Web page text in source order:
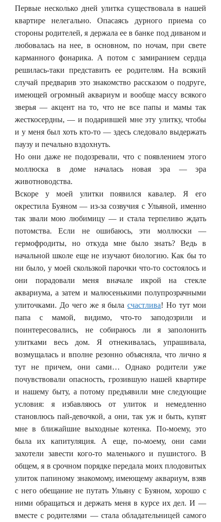
Первые несколько дней улитка существовала в нашей
квартире нелегально. Опасаясь дурного приема со
стороны родителей, я держала ее в банке под диваном и
любовалась на нее, в основном, по ночам, при свете
карманного фонарика. А потом с замиранием сердца
решилась-таки представить ее родителям. На всякий
случай предварив это знакомство рассказом о подруге,
имеющей огромный аквариум и вообще массу всякого
зверья — акцент на то, что не все папы и мамы так
жесткосердны, — и подарившей мне эту улитку, чтобы
и у меня был хоть кто-то — здесь следовало выдержать
паузу и печально вздохнуть.
Но они даже не подозревали, что с появлением этого
моллюска в доме началась новая эра — эра
животноводства.
Вскоре у моей улитки появился кавалер. Я его
окрестила Буяном — из-за созвучия с Ульяной, именно
так звали мою любимицу — и стала терпеливо ждать
потомства. Если не ошибаюсь, эти моллюски —
гермофродиты, но откуда мне было знать? Ведь в
начальной школе еще не изучают биологию. Как бы то
ни было, у моей скользкой парочки что-то состоялось и
они порадовали меня вначале икрой на стекле
аквариума, а затем и малюсенькими полупрозрачными
улиточками. До чего же я быласчастлива! Но тут мои
папа с мамой, видимо, что-то заподозрили и
поинтересовались, не собираюсь ли я заполонить
улитками весь дом. Я отнекивалась, упрашивала,
возмущалась и вполне резонно объясняла, что лично я
тут не причем, они сами… Однако родители уже
почувствовали опасность, грозившую нашей квартире
и нашему быту, а потому предъявили мне следующие
условия: я избавляюсь от улиток и немедленно
становлюсь пай-девочкой, а они, так уж и быть, купят
мне в ближайшие выходные котенка. По-моему, это
была их капитуляция. А еще, по-моему, они сами
захотели завести кого-то маленького и пушистого. В
общем, я в срочном порядке передала моих плодовитых
улиток папиному знакомому, имеющему аквариум, взяв
с него обещание не путать Ульяну с Буяном, хорошо с
ними обращаться и держать меня в курсе их дел. И —
вместе с родителями — стала обладательницей самого